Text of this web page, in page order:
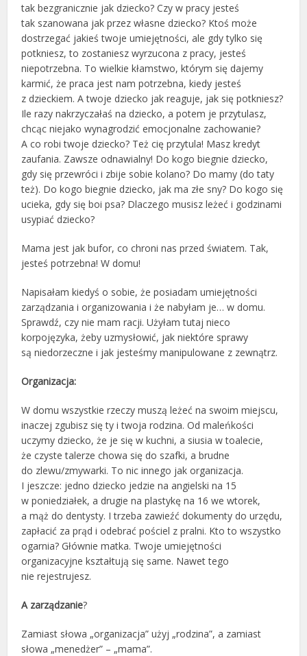
tak bezgranicznie jak dziecko? Czy w pracy jesteś
tak szanowana jak przez własne dziecko? Ktoś może
dostrzegać jakieś twoje umiejętności, ale gdy tylko się
potkniesz, to zostaniesz wyrzucona z pracy, jesteś
niepotrzebna. To wielkie kłamstwo, którym się dajemy
karmić, że praca jest nam potrzebna, kiedy jesteś
z dzieckiem. A twoje dziecko jak reaguje, jak się potkniesz?
Ile razy nakrzyczałaś na dziecko, a potem je przytulasz,
chcąc niejako wynagrodzić emocjonalne zachowanie?
A co robi twoje dziecko? Też cię przytula! Masz kredyt
zaufania. Zawsze odnawialny! Do kogo biegnie dziecko,
gdy się przewróci i zbije sobie kolano? Do mamy (do taty
też). Do kogo biegnie dziecko, jak ma złe sny? Do kogo się
ucieka, gdy się boi psa? Dlaczego musisz leżeć i godzinami
usypiać dziecko?
Mama jest jak bufor, co chroni nas przed światem. Tak,
jesteś potrzebna! W domu!
Napisałam kiedyś o sobie, że posiadam umiejętności
zarządzania i organizowania i że nabyłam je… w domu.
Sprawdź, czy nie mam racji. Użyłam tutaj nieco
korpojęzyka, żeby uzmysłowić, jak niektóre sprawy
są niedorzeczne i jak jesteśmy manipulowane z zewnątrz.
Organizacja:
W domu wszystkie rzeczy muszą leżeć na swoim miejscu,
inaczej zgubisz się ty i twoja rodzina. Od maleńkości
uczymy dziecko, że je się w kuchni, a siusia w toalecie,
że czyste talerze chowa się do szafki, a brudne
do zlewu/zmywarki. To nic innego jak organizacja.
I jeszcze: jedno dziecko jedzie na angielski na 15
w poniedziałek, a drugie na plastykę na 16 we wtorek,
a mąż do dentysty. I trzeba zawieźć dokumenty do urzędu,
zapłacić za prąd i odebrać pościel z pralni. Kto to wszystko
ogarnia? Głównie matka. Twoje umiejętności
organizacyjne kształtują się same. Nawet tego
nie rejestrujesz.
A zarządzanie?
Zamiast słowa „organizacja” użyj „rodzina”, a zamiast
słowa „menedżer” – „mama”.